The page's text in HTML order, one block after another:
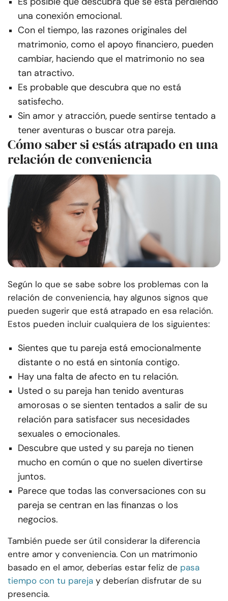
una conexión emocional.
Con el tiempo, las razones originales del
matrimonio, como el apoyo financiero, pueden
cambiar, haciendo que el matrimonio no sea
tan atractivo.
Es probable que descubra que no está
satisfecho.
Sin amor y atracción, puede sentirse tentado a
tener aventuras o buscar otra pareja.
Cómo saber si estás atrapado en una
relación de conveniencia
Según lo que se sabe sobre los problemas con la
relación de conveniencia, hay algunos signos que
pueden sugerir que está atrapado en esa relación.
Estos pueden incluir cualquiera de los siguientes:
Sientes que tu pareja está emocionalmente
distante o no está en sintonía contigo.
Hay una falta de afecto en tu relación.
Usted o su pareja han tenido aventuras
amorosas o se sienten tentados a salir de su
relación para satisfacer sus necesidades
sexuales o emocionales.
Descubre que usted y su pareja no tienen
mucho en común o que no suelen divertirse
juntos.
Parece que todas las conversaciones con su
pareja se centran en las finanzas o los
negocios.
También puede ser útil considerar la diferencia
entre amor y conveniencia. Con un matrimonio
basado en el amor, deberías estar feliz de pasa
tiempo con tu pareja y deberían disfrutar de su
presencia.